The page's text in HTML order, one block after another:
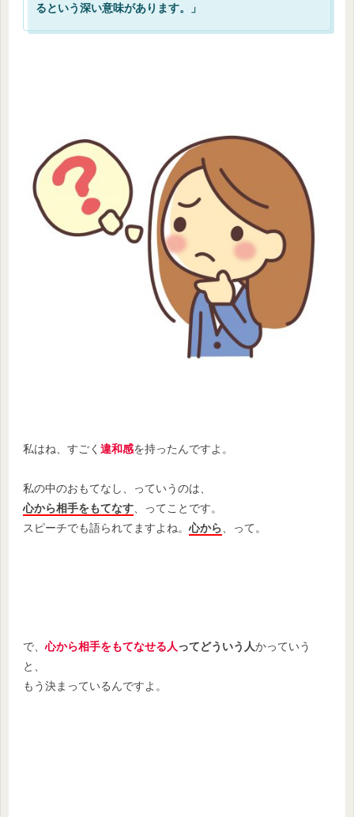
るという深い意味があります。」
私はね、すごく 違和感を持ったんですよ。
私の中のおもてなし、っていうのは、
心から相手をもてなす 、ってことです。
スピーチでも語られてますよね。 心から 、って。
で、 心から相手をもてなせる人 ってどういう人かっていう
と、
もう決まっているんですよ。